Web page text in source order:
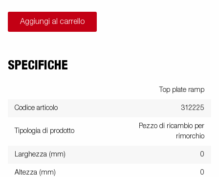
Aggiungi al carrello
SPECIFICHE
Top plate ramp
Codice articolo 312225
Tipologia di prodotto
Pezzo di ricambio per
rimorchio
Larghezza (mm) 0
Altezza (mm) 0